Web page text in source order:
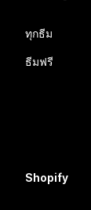
ทุกธีม
ธีมฟรี
Shopify